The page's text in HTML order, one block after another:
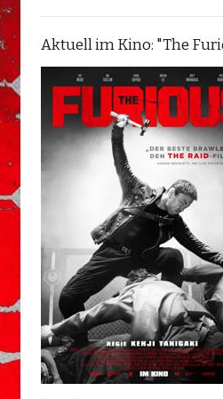
Aktuell im Kino: "The